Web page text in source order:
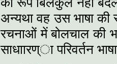
अन्यथा वह उस भाषा की
रचनाओं में बोलचाल की
साधाारण्ा परिवर्तन